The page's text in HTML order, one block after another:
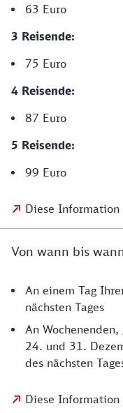
63 Euro
3 Reisende:
75 Euro
4 Reisende:
87 Euro
5 Reisende:
99 Euro
Diese
Von wann bis
An einem Tag
nächsten Tages
An
24. und 31.
des nächsten
Diese